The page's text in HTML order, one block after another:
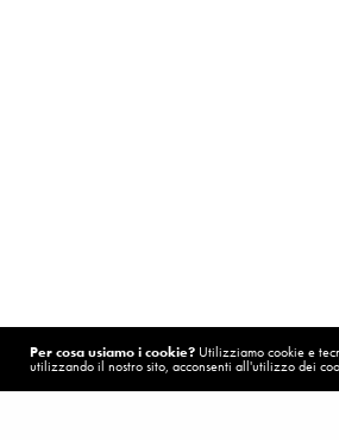
Per cosa usiamo i cookie? Utilizziamo cookie e
utilizzando il nostro sito, acconsenti all'utilizzo dei